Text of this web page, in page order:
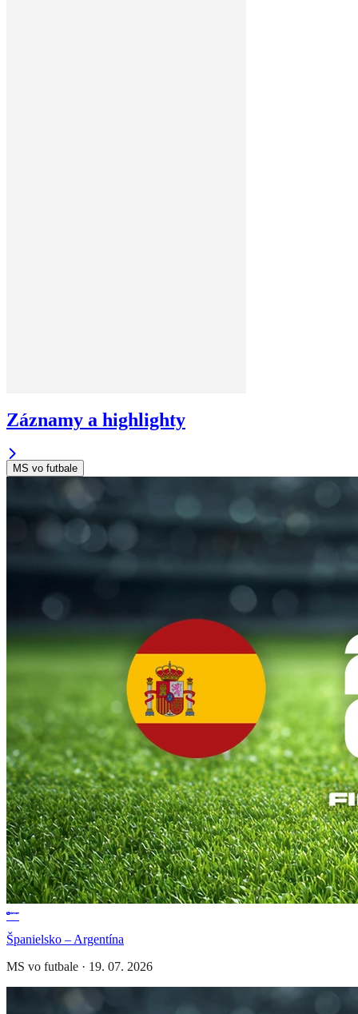
Záznamy a highlighty
MS vo futbale
Španielsko – Argentína
MS vo futbale · 19. 07. 2026